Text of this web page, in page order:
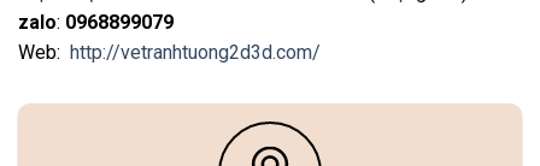
zalo: 0968899079
Web: http://vetranhtuong2d3d.com/